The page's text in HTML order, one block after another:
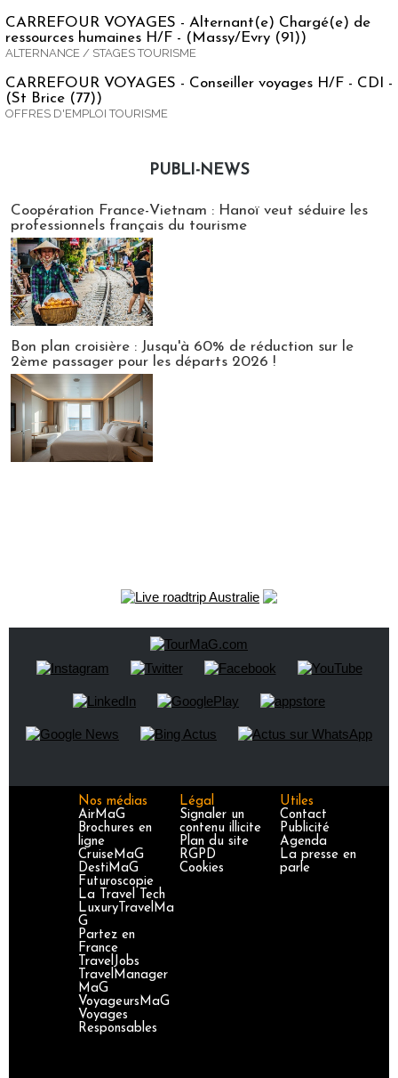
CARREFOUR VOYAGES - Alternant(e) Chargé(e) de
ressources humaines H/F - (Massy/Evry (91))
ALTERNANCE / STAGES TOURISME
CARREFOUR VOYAGES - Conseiller voyages H/F - CDI -
(St Brice (77))
OFFRES D'EMPLOI TOURISME
PUBLI-NEWS
Coopération France-Vietnam : Hanoï veut séduire les
professionnels français du tourisme
Bon plan croisière : Jusqu'à 60% de réduction sur le
2ème passager pour les départs 2026 !
Nos médias
AirMaG
Brochures en
ligne
CruiseMaG
DestiMaG
Futuroscopie
La Travel Tech
LuxuryTravelMa
G
Partez en
France
TravelJobs
TravelManager
MaG
VoyageursMaG
Voyages
Responsables
Légal
Signaler un
contenu illicite
Plan du site
RGPD
Cookies
Utiles
Contact
Publicité
Agenda
La presse en
parle